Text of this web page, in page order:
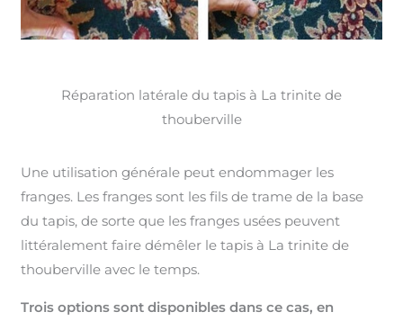
Réparation latérale du tapis à La trinite de
thouberville
Une utilisation générale peut endommager les
franges. Les franges sont les fils de trame de la base
du tapis, de sorte que les franges usées peuvent
littéralement faire démêler le tapis à La trinite de
thouberville avec le temps.
Trois options sont disponibles dans ce cas, en